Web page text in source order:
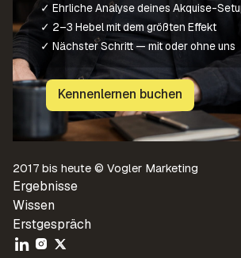
✓ Ehrliche Analyse deines Akquise-
✓ 2–3 Hebel mit dem größten Effekt
✓ Nächster Schritt — mit oder ohne uns
Kennenlernen buchen
2017 bis heute © Vogler Marketing
Ergebnisse
Wissen
Erstgespräch